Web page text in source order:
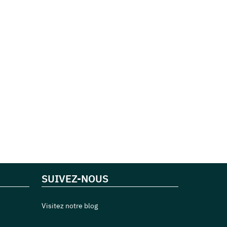
SUIVEZ-NOUS
Visitez notre blog